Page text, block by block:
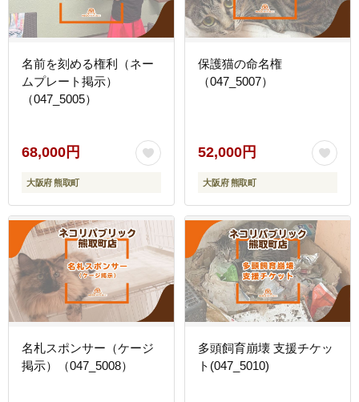
名前を刻める権利（ネー
ムプレート掲示）
（047_5005）
68,000円
大阪府 熊取町
保護猫の命名権
（047_5007）
52,000円
大阪府 熊取町
名札スポンサー（ケージ
掲示）（047_5008）
多頭飼育崩壊 支援チケッ
ト(047_5010)